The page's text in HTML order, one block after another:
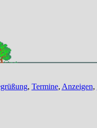
, Termine, Anzeigen,